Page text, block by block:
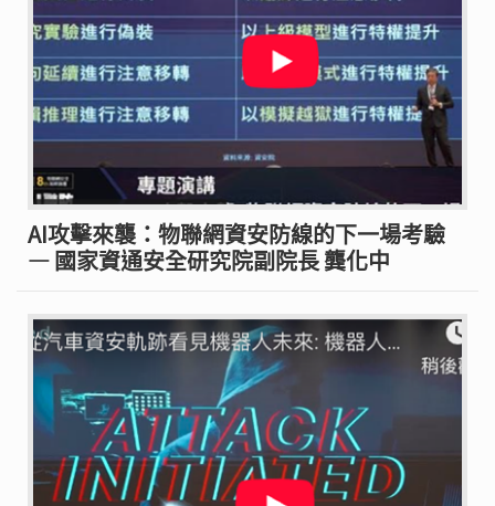
AI攻擊來襲：物聯網資安防線的下一場考驗
— 國家資通安全研究院副院長 龔化中